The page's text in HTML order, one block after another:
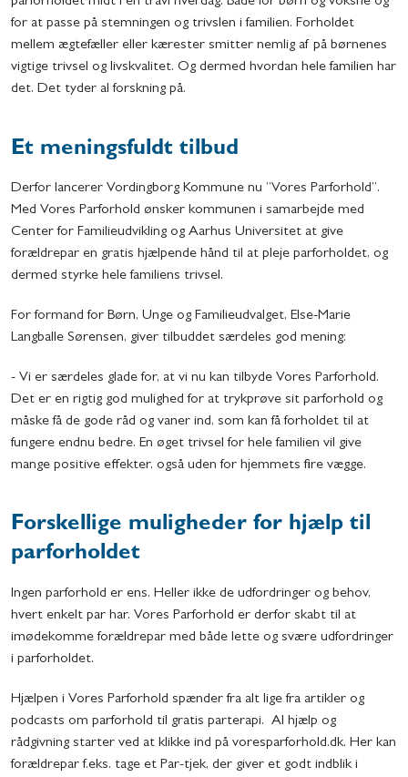
for at passe på stemningen og trivslen i familien. Forholdet
mellem ægtefæller eller kærester smitter nemlig af på børnenes
vigtige trivsel og livskvalitet. Og dermed hvordan hele familien har
det. Det tyder al forskning på.
Et meningsfuldt tilbud
Derfor lancerer Vordingborg Kommune nu ”Vores Parforhold”.
Med Vores Parforhold ønsker kommunen i samarbejde med
Center for Familieudvikling og Aarhus Universitet at give
forældrepar en gratis hjælpende hånd til at pleje parforholdet, og
dermed styrke hele familiens trivsel.
For formand for Børn, Unge og Familieudvalget, Else-Marie
Langballe Sørensen, giver tilbuddet særdeles god mening:
- Vi er særdeles glade for, at vi nu kan tilbyde Vores Parforhold.
Det er en rigtig god mulighed for at trykprøve sit parforhold og
måske få de gode råd og vaner ind, som kan få forholdet til at
fungere endnu bedre. En øget trivsel for hele familien vil give
mange positive effekter, også uden for hjemmets fire vægge.
Forskellige muligheder for hjælp til
parforholdet
Ingen parforhold er ens. Heller ikke de udfordringer og behov,
hvert enkelt par har. Vores Parforhold er derfor skabt til at
imødekomme forældrepar med både lette og svære udfordringer
i parforholdet.
Hjælpen i Vores Parforhold spænder fra alt lige fra artikler og
podcasts om parforhold til gratis parterapi. Al hjælp og
rådgivning starter ved at klikke ind på voresparforhold.dk. Her kan
forældrepar f.eks. tage et Par-tjek, der giver et godt indblik i